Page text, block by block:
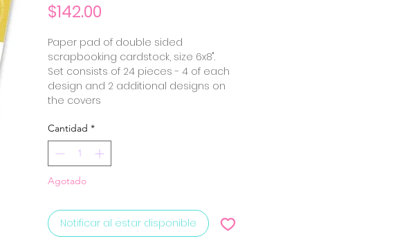
$142.00
Paper pad of double sided
scrapbooking cardstock, size 6x8".
Set consists of 24 pieces - 4 of each
design and 2 additional designs on
the covers
Cantidad *
Agotado
Notificar al estar disponible